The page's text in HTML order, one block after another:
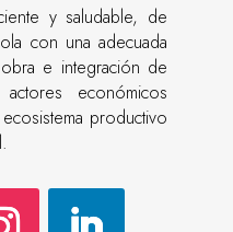
y saludable, de
con una adecuada
e integración de
económicos
productivo